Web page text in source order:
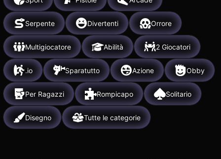
Serpente Divertenti Orrore
Multigiocatore Abilità 2 Giocatori
.io Sparatutto Azione Obby
Per Ragazzi Rompicapo Solitario
Disegno Tutte le categorie